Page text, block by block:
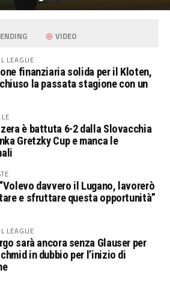
VIDEO
LEAGUE
finanziaria solida per il Kloten,
la passata stagione con un
è battuta 6-2 dalla Slovacchia
Gretzky Cup e manca le
davvero il Lugano, lavorerò
e sfruttare questa opportunità”
LEAGUE
sarà ancora senza Glauser per
in dubbio per l’inizio di